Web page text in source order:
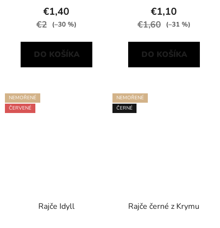
€1,40
€2 (–30 %)
DO KOŠÍKA
€1,10
€1,60 (–31 %)
DO KOŠÍKA
NEMOŘENÉ
ČERVENÉ
Rajče Idyll
NEMOŘENÉ
ČERNÉ
Rajče černé z Krymu